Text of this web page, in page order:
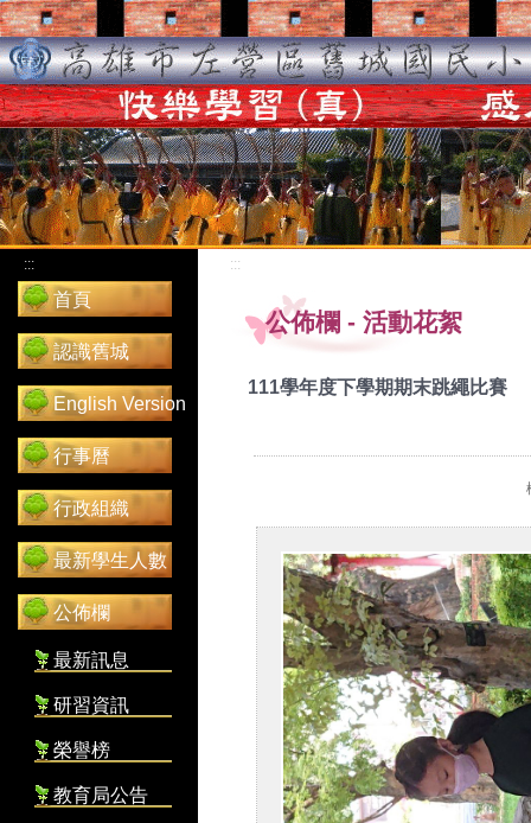
:::
首頁
認識舊城
English Version
行事曆
行政組織
最新學生人數
公佈欄
最新訊息
研習資訊
榮譽榜
教育局公告
:::
公佈欄 - 活動花絮
111學年度下學期期末跳繩比賽